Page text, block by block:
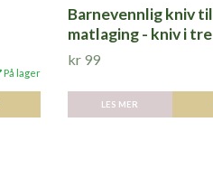
På lager
Barnevennlig kniv til
matlaging - kniv i tre
kr 99
LES MER